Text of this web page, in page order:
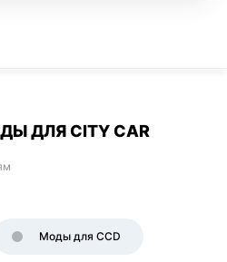
ДЛЯ CITY CAR
Моды для CCD